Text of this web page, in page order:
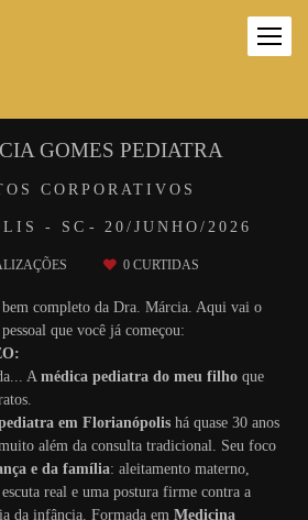
CORPORATIVOS
- SC 20/JUNHO/2026
GOMES PEDIATRA
0 CURTIDAS
completo da Dra. Márcia. Aqui vai o
que você já começou:
A médica pediatra do meu filho que
em Florianópolis há quase 30 anos
além da consulta tradicional. Seu foco
e da família: aleitamento materno,
real e uma postura firme contra a
da infância. Formada em Medicina